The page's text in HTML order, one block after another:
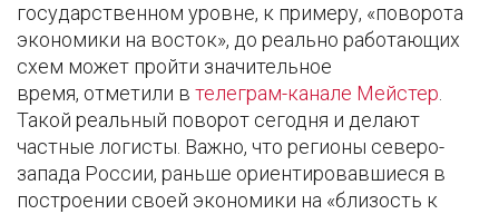
государственном уровне, к примеру, «поворота
экономики на восток», до реально работающих
схем может пройти значительное
время, отметили в телеграм-канале Мейстер.
Такой реальный поворот сегодня и делают
частные логисты. Важно, что регионы северо-
запада России, раньше ориентировавшиеся в
построении своей экономики на «близость к